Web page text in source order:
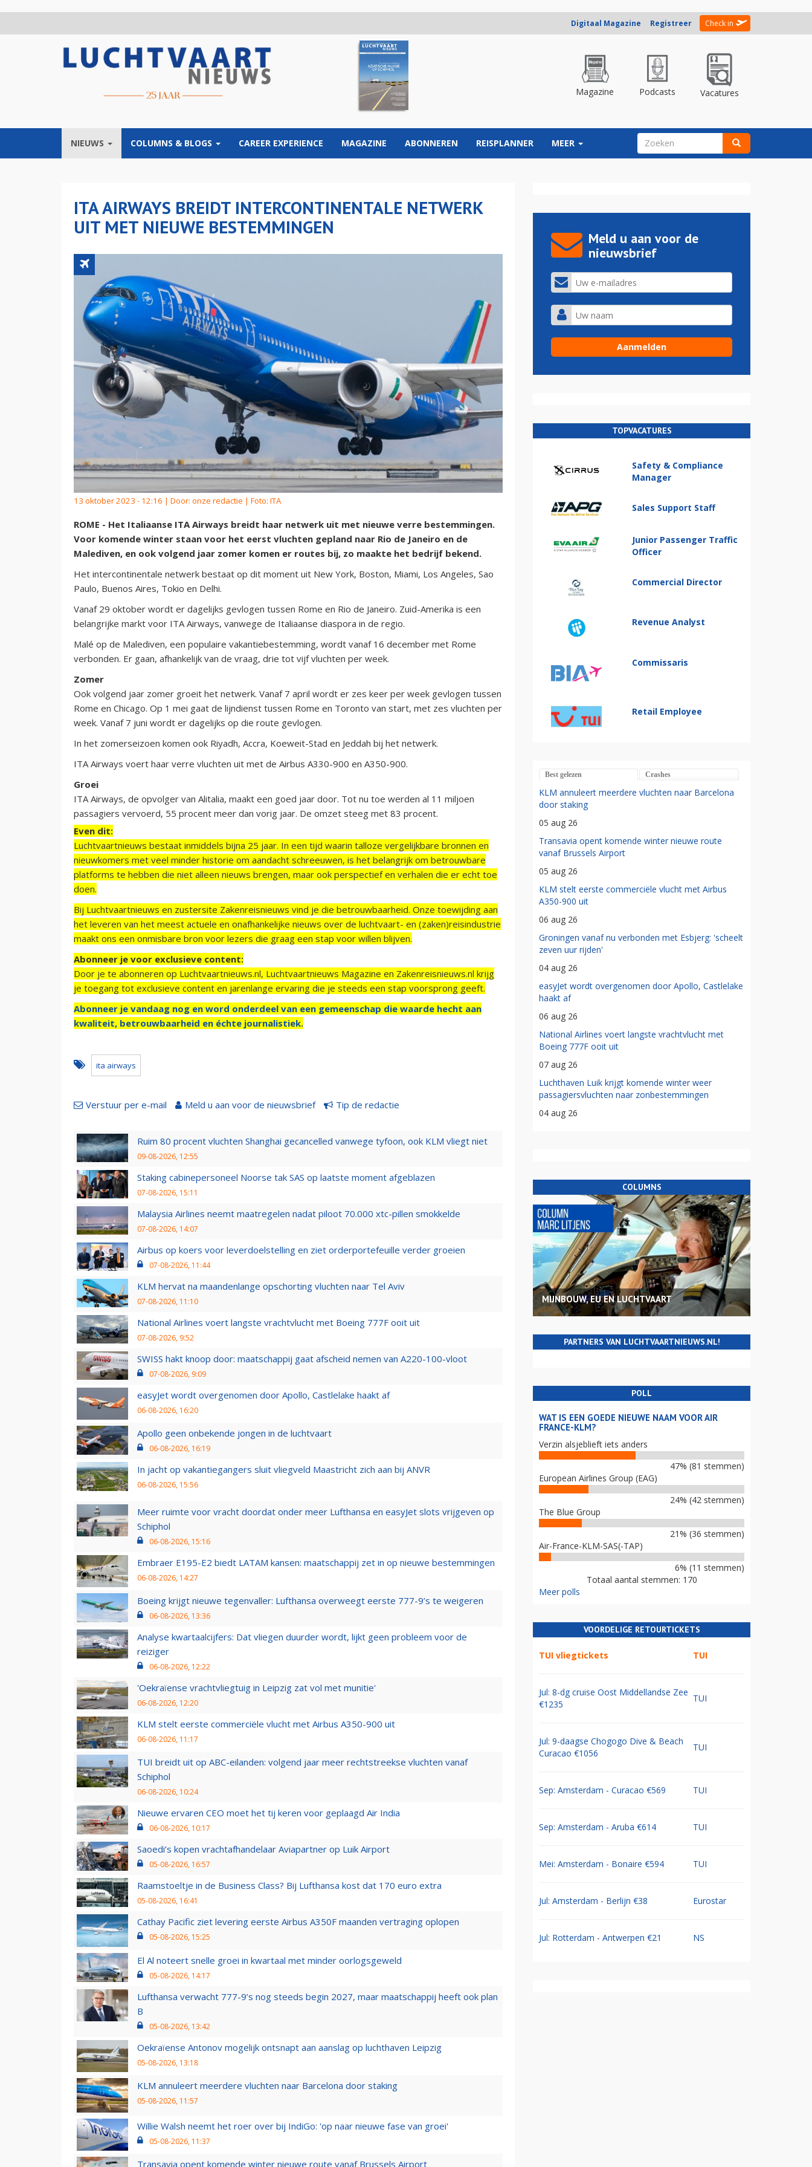
Digitaal Magazine Registreer Check in
Magazine Podcasts Vacatures
NIEUWS COLUMNS & BLOGS CAREER EXPERIENCE MAGAZINE ABONNEREN REISPLANNER MEER ZOEKVELD
ITA AIRWAYS BREIDT INTERCONTINENTALE NETWERK
UIT MET NIEUWE BESTEMMINGEN
13 oktober 2023 - 12:16 | Door: onze redactie | Foto: ITA
ROME - Het Italiaanse ITA Airways breidt haar netwerk uit met nieuwe verre bestemmingen.
Voor komende winter staan voor het eerst vluchten gepland naar Rio de Janeiro en de
Malediven, en ook volgend jaar zomer komen er routes bij, zo maakte het bedrijf bekend.
Het intercontinentale netwerk bestaat op dit moment uit New York, Boston, Miami, Los Angeles, Sao
Paulo, Buenos Aires, Tokio en Delhi.
Vanaf 29 oktober wordt er dagelijks gevlogen tussen Rome en Rio de Janeiro. Zuid-Amerika is een
belangrijke markt voor ITA Airways, vanwege de Italiaanse diaspora in de regio.
Malé op de Malediven, een populaire vakantiebestemming, wordt vanaf 16 december met Rome
verbonden. Er gaan, afhankelijk van de vraag, drie tot vijf vluchten per week.
Zomer
Ook volgend jaar zomer groeit het netwerk. Vanaf 7 april wordt er zes keer per week gevlogen tussen
Rome en Chicago. Op 1 mei gaat de lijndienst tussen Rome en Toronto van start, met zes vluchten per
week. Vanaf 7 juni wordt er dagelijks op die route gevlogen.
In het zomerseizoen komen ook Riyadh, Accra, Koeweit-Stad en Jeddah bij het netwerk.
ITA Airways voert haar verre vluchten uit met de Airbus A330-900 en A350-900.
Groei
ITA Airways, de opvolger van Alitalia, maakt een goed jaar door. Tot nu toe werden al 11 miljoen
passagiers vervoerd, 55 procent meer dan vorig jaar. De omzet steeg met 83 procent.
Even dit:
Luchtvaartnieuws bestaat inmiddels bijna 25 jaar. In een tijd waarin talloze vergelijkbare bronnen en
nieuwkomers met veel minder historie om aandacht schreeuwen, is het belangrijk om betrouwbare
platforms te hebben die niet alleen nieuws brengen, maar ook perspectief en verhalen die er echt toe
doen.
Bij Luchtvaartnieuws en zustersite Zakenreisnieuws vind je die betrouwbaarheid. Onze toewijding aan
het leveren van het meest actuele en onafhankelijke nieuws over de luchtvaart- en (zaken)reisindustrie
maakt ons een onmisbare bron voor lezers die graag een stap voor willen blijven.
Abonneer je voor exclusieve content:
Door je te abonneren op Luchtvaartnieuws.nl, Luchtvaartnieuws Magazine en Zakenreisnieuws.nl krijg
je toegang tot exclusieve content en jarenlange ervaring die je steeds een stap voorsprong geeft.
Abonneer je vandaag nog en word onderdeel van een gemeenschap die waarde hecht aan
kwaliteit, betrouwbaarheid en échte journalistiek.
ita airways
Verstuur per e-mail Meld u aan voor de nieuwsbrief Tip de redactie
Ruim 80 procent vluchten Shanghai gecancelled vanwege tyfoon, ook KLM vliegt niet
09-08-2026, 12:55
Staking cabinepersoneel Noorse tak SAS op laatste moment afgeblazen
07-08-2026, 15:11
Malaysia Airlines neemt maatregelen nadat piloot 70.000 xtc-pillen smokkelde
07-08-2026, 14:07
Airbus op koers voor leverdoelstelling en ziet orderportefeuille verder groeien
07-08-2026, 11:44
KLM hervat na maandenlange opschorting vluchten naar Tel Aviv
07-08-2026, 11:10
National Airlines voert langste vrachtvlucht met Boeing 777F ooit uit
07-08-2026, 9:52
SWISS hakt knoop door: maatschappij gaat afscheid nemen van A220-100-vloot
07-08-2026, 9:09
easyJet wordt overgenomen door Apollo, Castlelake haakt af
06-08-2026, 16:20
Apollo geen onbekende jongen in de luchtvaart
06-08-2026, 16:19
In jacht op vakantiegangers sluit vliegveld Maastricht zich aan bij ANVR
06-08-2026, 15:56
Meer ruimte voor vracht doordat onder meer Lufthansa en easyJet slots vrijgeven op
Schiphol
06-08-2026, 15:16
Embraer E195-E2 biedt LATAM kansen: maatschappij zet in op nieuwe bestemmingen
06-08-2026, 14:27
Boeing krijgt nieuwe tegenvaller: Lufthansa overweegt eerste 777-9’s te weigeren
06-08-2026, 13:36
Analyse kwartaalcijfers: Dat vliegen duurder wordt, lijkt geen probleem voor de
reiziger
06-08-2026, 12:22
'Oekraïense vrachtvliegtuig in Leipzig zat vol met munitie'
06-08-2026, 12:20
KLM stelt eerste commerciële vlucht met Airbus A350-900 uit
06-08-2026, 11:17
TUI breidt uit op ABC-eilanden: volgend jaar meer rechtstreekse vluchten vanaf
Schiphol
06-08-2026, 10:24
Nieuwe ervaren CEO moet het tij keren voor geplaagd Air India
06-08-2026, 10:17
Saoedi’s kopen vrachtafhandelaar Aviapartner op Luik Airport
05-08-2026, 16:57
Raamstoeltje in de Business Class? Bij Lufthansa kost dat 170 euro extra
05-08-2026, 16:41
Cathay Pacific ziet levering eerste Airbus A350F maanden vertraging oplopen
05-08-2026, 15:25
El Al noteert snelle groei in kwartaal met minder oorlogsgeweld
05-08-2026, 14:17
Lufthansa verwacht 777-9’s nog steeds begin 2027, maar maatschappij heeft ook plan
B
05-08-2026, 13:42
Oekraïense Antonov mogelijk ontsnapt aan aanslag op luchthaven Leipzig
05-08-2026, 13:18
KLM annuleert meerdere vluchten naar Barcelona door staking
05-08-2026, 11:57
Willie Walsh neemt het roer over bij IndiGo: 'op naar nieuwe fase van groei'
05-08-2026, 11:37
Transavia opent komende winter nieuwe route vanaf Brussels Airport
Meld u aan voor de
nieuwsbrief
TOPVACATURES
Safety & Compliance
Manager
Sales Support Staff
Junior Passenger Traffic
Officer
Commercial Director
Revenue Analyst
Commissaris
Retail Employee
Best gelezen Crashes
KLM annuleert meerdere vluchten naar Barcelona
door staking
05 aug 26
Transavia opent komende winter nieuwe route
vanaf Brussels Airport
05 aug 26
KLM stelt eerste commerciële vlucht met Airbus
A350-900 uit
06 aug 26
Groningen vanaf nu verbonden met Esbjerg: 'scheelt
zeven uur rijden'
04 aug 26
easyJet wordt overgenomen door Apollo, Castlelake
haakt af
06 aug 26
National Airlines voert langste vrachtvlucht met
Boeing 777F ooit uit
07 aug 26
Luchthaven Luik krijgt komende winter weer
passagiersvluchten naar zonbestemmingen
04 aug 26
COLUMNS
MIJNBOUW, EU EN LUCHTVAART
PARTNERS VAN LUCHTVAARTNIEUWS.NL!
POLL
WAT IS EEN GOEDE NIEUWE NAAM VOOR AIR
FRANCE-KLM?
Verzin alsjeblieft iets anders
47% (81 stemmen)
European Airlines Group (EAG)
24% (42 stemmen)
The Blue Group
21% (36 stemmen)
Air-France-KLM-SAS(-TAP)
6% (11 stemmen)
Totaal aantal stemmen: 170
Meer polls
VOORDELIGE RETOURTICKETS
TUI vliegtickets TUI
Jul: 8-dg cruise Oost Middellandse Zee
€1235
TUI
Jul: 9-daagse Chogogo Dive & Beach
Curacao €1056
TUI
Sep: Amsterdam - Curacao €569 TUI
Sep: Amsterdam - Aruba €614 TUI
Mei: Amsterdam - Bonaire €594 TUI
Jul: Amsterdam - Berlijn €38 Eurostar
Jul: Rotterdam - Antwerpen €21 NS